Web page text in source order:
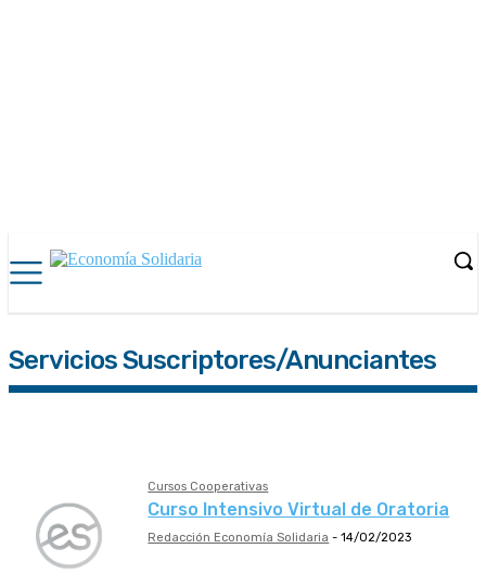
Servicios Suscriptores/Anunciantes
Cursos Cooperativas
Curso Intensivo Virtual de Oratoria
Redacción Economía Solidaria - 14/02/2023